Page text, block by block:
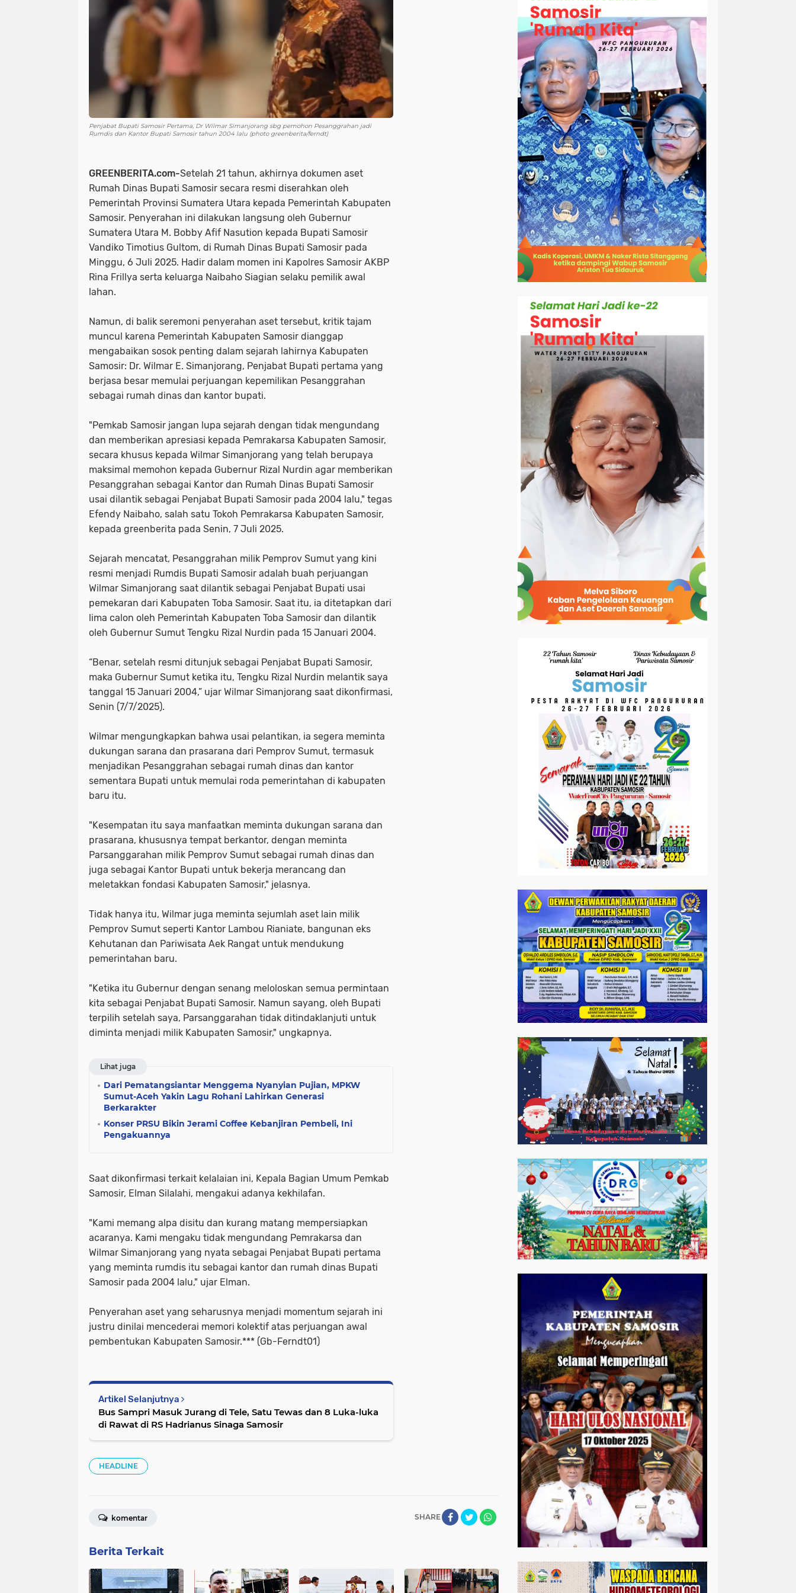
Penjabat Bupati Samosir Pertama, Dr Wilmar Simanjorang sbg pemohon Pesanggrahan jadi
Rumdis dan Kantor Bupati Samosir tahun 2004 lalu (photo greenberita/ferndt)
GREENBERITA.com-Setelah 21 tahun, akhirnya dokumen aset
Rumah Dinas Bupati Samosir secara resmi diserahkan oleh
Pemerintah Provinsi Sumatera Utara kepada Pemerintah Kabupaten
Samosir. Penyerahan ini dilakukan langsung oleh Gubernur
Sumatera Utara M. Bobby Afif Nasution kepada Bupati Samosir
Vandiko Timotius Gultom, di Rumah Dinas Bupati Samosir pada
Minggu, 6 Juli 2025. Hadir dalam momen ini Kapolres Samosir AKBP
Rina Frillya serta keluarga Naibaho Siagian selaku pemilik awal
lahan.
Namun, di balik seremoni penyerahan aset tersebut, kritik tajam
muncul karena Pemerintah Kabupaten Samosir dianggap
mengabaikan sosok penting dalam sejarah lahirnya Kabupaten
Samosir: Dr. Wilmar E. Simanjorang, Penjabat Bupati pertama yang
berjasa besar memulai perjuangan kepemilikan Pesanggrahan
sebagai rumah dinas dan kantor bupati.
"Pemkab Samosir jangan lupa sejarah dengan tidak mengundang
dan memberikan apresiasi kepada Pemrakarsa Kabupaten Samosir,
secara khusus kepada Wilmar Simanjorang yang telah berupaya
maksimal memohon kepada Gubernur Rizal Nurdin agar memberikan
Pesanggrahan sebagai Kantor dan Rumah Dinas Bupati Samosir
usai dilantik sebagai Penjabat Bupati Samosir pada 2004 lalu," tegas
Efendy Naibaho, salah satu Tokoh Pemrakarsa Kabupaten Samosir,
kepada greenberita pada Senin, 7 Juli 2025.
Sejarah mencatat, Pesanggrahan milik Pemprov Sumut yang kini
resmi menjadi Rumdis Bupati Samosir adalah buah perjuangan
Wilmar Simanjorang saat dilantik sebagai Penjabat Bupati usai
pemekaran dari Kabupaten Toba Samosir. Saat itu, ia ditetapkan dari
lima calon oleh Pemerintah Kabupaten Toba Samosir dan dilantik
oleh Gubernur Sumut Tengku Rizal Nurdin pada 15 Januari 2004.
“Benar, setelah resmi ditunjuk sebagai Penjabat Bupati Samosir,
maka Gubernur Sumut ketika itu, Tengku Rizal Nurdin melantik saya
tanggal 15 Januari 2004,” ujar Wilmar Simanjorang saat dikonfirmasi,
Senin (7/7/2025).
Wilmar mengungkapkan bahwa usai pelantikan, ia segera meminta
dukungan sarana dan prasarana dari Pemprov Sumut, termasuk
menjadikan Pesanggrahan sebagai rumah dinas dan kantor
sementara Bupati untuk memulai roda pemerintahan di kabupaten
baru itu.
"Kesempatan itu saya manfaatkan meminta dukungan sarana dan
prasarana, khususnya tempat berkantor, dengan meminta
Parsanggarahan milik Pemprov Sumut sebagai rumah dinas dan
juga sebagai Kantor Bupati untuk bekerja merancang dan
meletakkan fondasi Kabupaten Samosir," jelasnya.
Tidak hanya itu, Wilmar juga meminta sejumlah aset lain milik
Pemprov Sumut seperti Kantor Lambou Rianiate, bangunan eks
Kehutanan dan Pariwisata Aek Rangat untuk mendukung
pemerintahan baru.
"Ketika itu Gubernur dengan senang meloloskan semua permintaan
kita sebagai Penjabat Bupati Samosir. Namun sayang, oleh Bupati
terpilih setelah saya, Parsanggarahan tidak ditindaklanjuti untuk
diminta menjadi milik Kabupaten Samosir," ungkapnya.
Lihat juga
Dari Pematangsiantar Menggema Nyanyian Pujian, MPKW
Sumut-Aceh Yakin Lagu Rohani Lahirkan Generasi
Berkarakter
Konser PRSU Bikin Jerami Coffee Kebanjiran Pembeli, Ini
Pengakuannya
Saat dikonfirmasi terkait kelalaian ini, Kepala Bagian Umum Pemkab
Samosir, Elman Silalahi, mengakui adanya kekhilafan.
"Kami memang alpa disitu dan kurang matang mempersiapkan
acaranya. Kami mengaku tidak mengundang Pemrakarsa dan
Wilmar Simanjorang yang nyata sebagai Penjabat Bupati pertama
yang meminta rumdis itu sebagai kantor dan rumah dinas Bupati
Samosir pada 2004 lalu," ujar Elman.
Penyerahan aset yang seharusnya menjadi momentum sejarah ini
justru dinilai mencederai memori kolektif atas perjuangan awal
pembentukan Kabupaten Samosir.*** (Gb-Ferndt01)
Artikel Selanjutnya
Bus Sampri Masuk Jurang di Tele, Satu Tewas dan 8 Luka-luka
di Rawat di RS Hadrianus Sinaga Samosir
HEADLINE
SHARE
komentar
Berita Terkait